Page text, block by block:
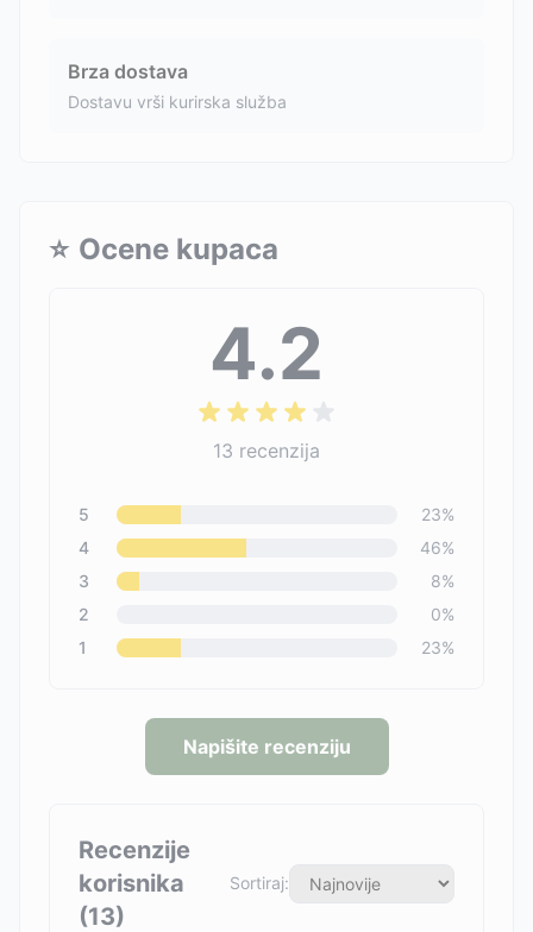
Brza dostava
Dostavu vrši kurirska služba
⭐ Ocene kupaca
4.2
13 recenzija
5 23%
4
46%
3
8%
2
0%
1
23%
Napišite recenziju
Recenzije
korisnika
(13)
Sortiraj: